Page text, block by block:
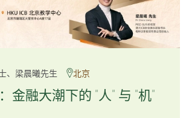
生、邱良弼先生 广州
重塑资产配置内核
、梁晨曦先生 北京
金融大潮下的 "人" 与 "机"